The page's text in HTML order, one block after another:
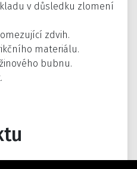
v důsledku zlomení
zdvih.
materiálu.
bubnu.